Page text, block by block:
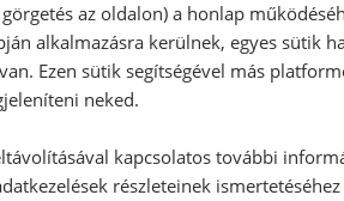
az oldalon) a honlap
alkalmazásra kerülnek, egyes sütik
Ezen sütik segítségével más
neked.
kapcsolatos további
részleteinek